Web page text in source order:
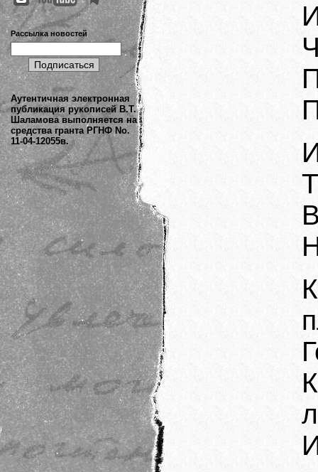
Рассылка новостей
Аутентичная электронная
публикация рукописей В.Т.
Шаламова выполняется на
средства гранта РГНФ No.
11-04-12055в.